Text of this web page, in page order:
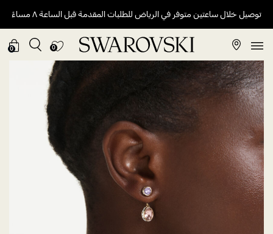
توصيل خلال ساعتين متوفر في الرياض للطلبات المقدمة قبل الساعة ٨ مساءً
0
0